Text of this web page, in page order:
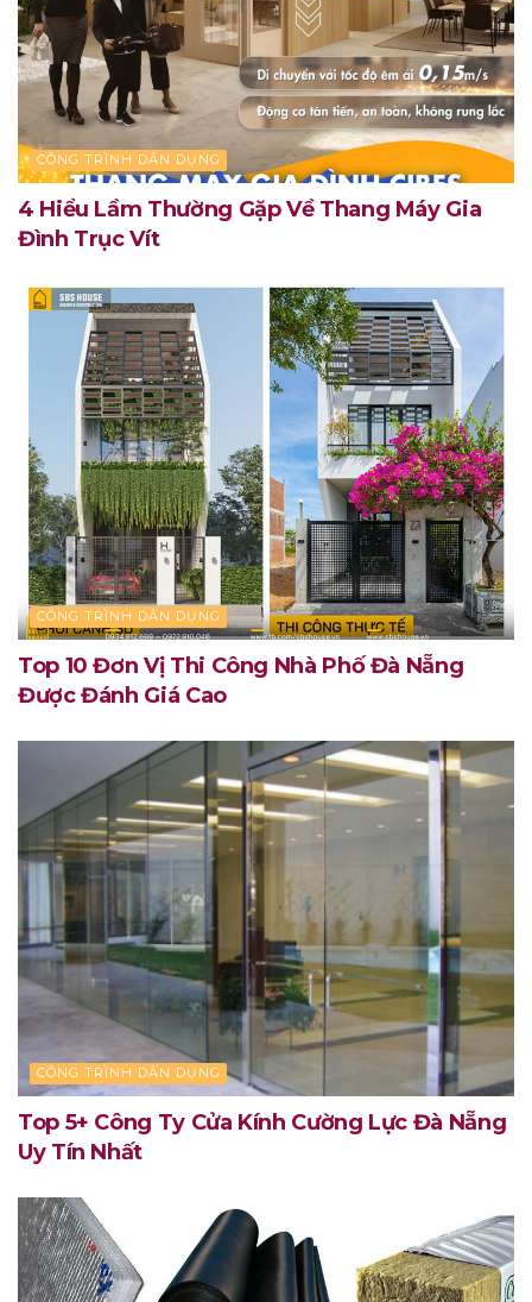
CÔNG TRÌNH DÂN DỤNG
4 Hiểu Lầm Thường Gặp Về Thang Máy Gia
Đình Trục Vít
CÔNG TRÌNH DÂN DỤNG
Top 10 Đơn Vị Thi Công Nhà Phố Đà Nẵng
Được Đánh Giá Cao
CÔNG TRÌNH DÂN DỤNG
Top 5+ Công Ty Cửa Kính Cường Lực Đà Nẵng
Uy Tín Nhất